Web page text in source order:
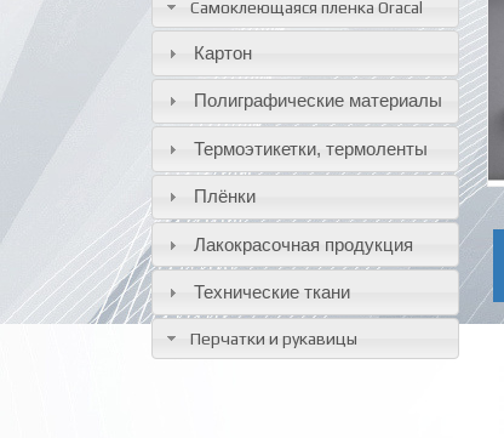
Самоклеющаяся пленка Oracal
Картон
Полиграфические материалы
Термоэтикетки, термоленты
Плёнки
Лакокрасочная продукция
Технические ткани
Перчатки и рукавицы